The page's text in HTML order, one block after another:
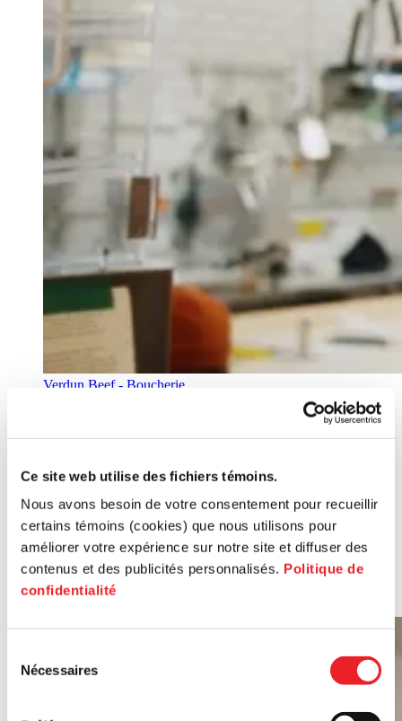
Ce site web utilise des fichiers témoins.
Nous avons besoin de votre consentement pour recueillir
certains témoins (cookies) que nous utilisons pour
améliorer votre expérience sur notre site et diffuser des
contenus et des publicités personnalisés. Politique de
confidentialité
Nécessaires
Verdun Beef - Boucherie